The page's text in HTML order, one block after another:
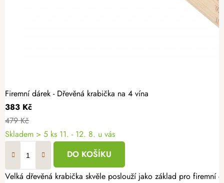
Firemní dárek - Dřevěná krabička na 4 vína
383 Kč
479 Kč
Skladem > 5 ks 11. - 12. 8. u vás
DO KOŠÍKU
Velká dřevěná krabička skvěle poslouží jako základ pro firemní